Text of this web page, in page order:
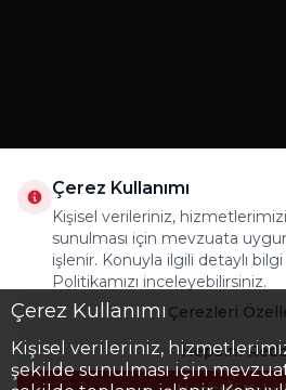
Çerez Kullanımı
Kişisel verileriniz,
şekilde sunulması için
Çerez Kullanımı
Kişisel verileriniz,
sunulması için mevzuata
işlenir. Konuyla ilgili detaylı
Politikamızı inceleyebilirsiniz.
Çerezleri
Hepsini